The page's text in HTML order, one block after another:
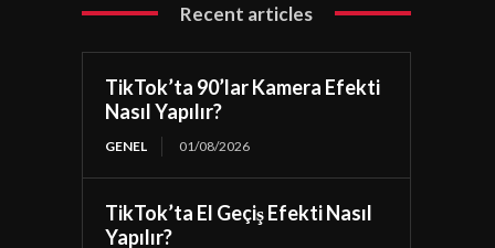
Recent articles
TikTok’ta 90’lar Kamera Efekti
Nasıl Yapılır?
GENEL 01/08/2026
TikTok’ta El Geçiş Efekti Nasıl
Yapılır?